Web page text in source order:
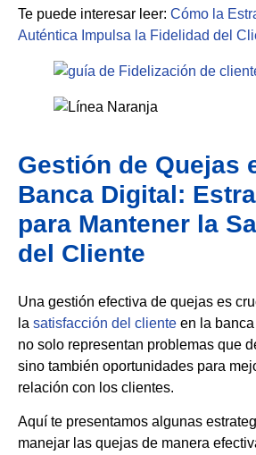
Te puede interesar leer: Cómo la
Auténtica Impulsa la Fidelidad del
Gestión de Quejas
Banca Digital:
para Mantener la
del Cliente
Una gestión efectiva de quejas es
la satisfacción del cliente en la
no solo representan problemas que
sino también oportunidades para
relación con los clientes.
Aquí te presentamos algunas
manejar las quejas de manera